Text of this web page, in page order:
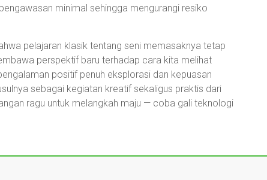
minimal sehingga mengurangi resiko
pelajaran klasik tentang seni memasaknya tetap
perspektif baru terhadap cara kita melihat
positif penuh eksplorasi dan kepuasan
sebagai kegiatan kreatif sekaligus praktis dari
ragu untuk melangkah maju — coba gali teknologi